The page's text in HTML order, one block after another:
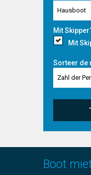
Hausboot
Mit
Mit
Sorteer de
Zahl der
Boot